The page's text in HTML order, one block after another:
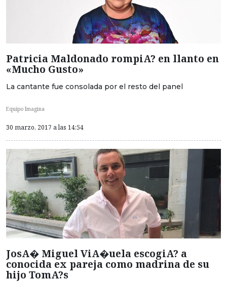
Patricia Maldonado rompiA? en llanto en
«Mucho Gusto»
La cantante fue consolada por el resto del panel
Equipo Imagina
30 marzo, 2017 a las 14:54
JosA� Miguel ViA�uela escogiA? a
conocida ex pareja como madrina de su
hijo TomA?s